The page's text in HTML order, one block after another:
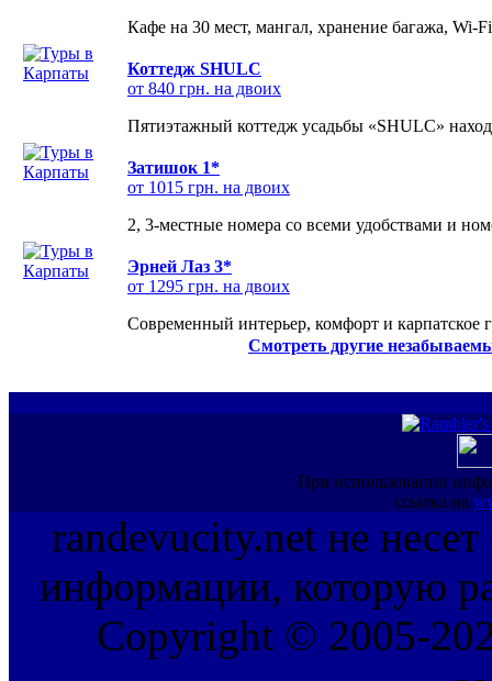
Кафе на 30 мест, мангал, хранение багажа, Wi-
Коттедж SHULC
от 840 грн. на двоих
Пятиэтажный коттедж усадьбы «SHULC»
Затишок 1*
от 1015 грн. на двоих
2, 3-местные номера со всеми удобствами и
Эрней Лаз 3*
от 1295 грн. на двоих
Современный интерьер, комфорт и карпатское
Смотреть другие
При использовании
ссылка на
randevucity.net не несет
информации, которую
Copyright © 2005-